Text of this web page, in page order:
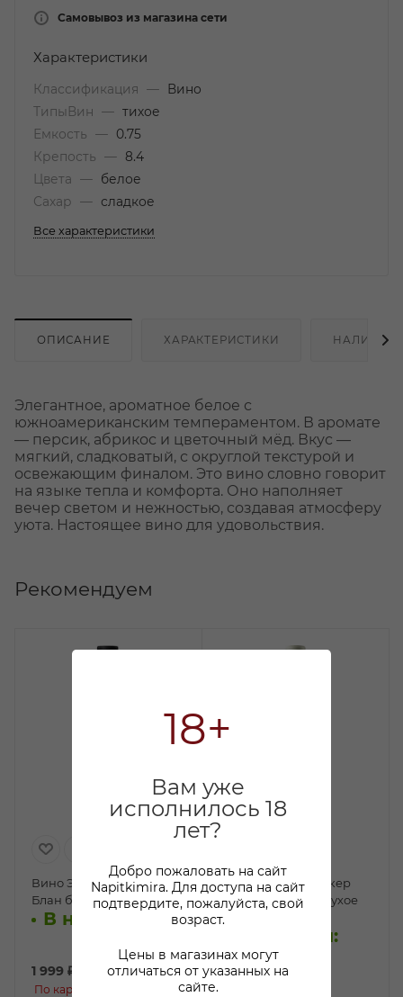
18+
Вам уже
исполнилось 18
лет?
Добро пожаловать на сайт
Napitkimira. Для доступа на сайт
подтвердите, пожалуйста, свой
возраст.
Цены в магазинах могут
отличаться от указанных на
сайте.
Самовывоз из магазина сети
Характеристики
Классификация —
Вино
ТипыВин
— тихое
Емкость
—
0.75
Крепость
—
8.4
Цвета
—
белое
Сахар
— сладкое
Все характеристики
ОПИСАНИЕ ХАРАКТЕРИСТИКИ НАЛИЧИЕ
Элегантное, ароматное белое с
южноамериканским темпераментом. В аромате
— персик, абрикос и цветочный мёд. Вкус —
мягкий, сладковатый, с округлой текстурой и
освежающим финалом. Это вино словно говорит
на языке тепла и комфорта. Оно наполняет
вечер светом и нежностью, создавая атмосферу
уюта. Настоящее вино для удовольствия.
Рекомендуем
Вино Эль Эстеко Блан де
Блан белое сухое 0,75л
В наличии:
1 999 ₽
По карте:
Вино Ума Вайнмэкер
Торронтес белое сухое
0,75л
В наличии:
1 499₽/шт